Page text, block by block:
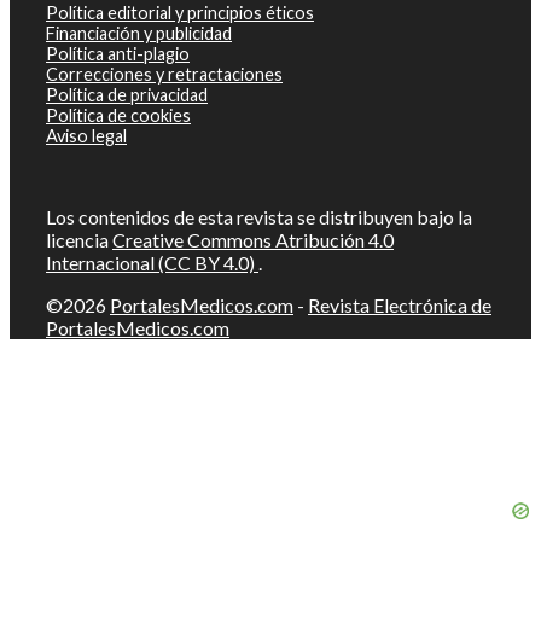
Política editorial y principios éticos
Financiación y publicidad
Política anti-plagio
Correcciones y retractaciones
Política de privacidad
Política de cookies
Aviso legal
Los contenidos de esta revista se distribuyen bajo la
licenciaCreative Commons Atribución 4.0
Internacional (CC BY 4.0) .
©2026 PortalesMedicos.com - Revista Electrónica de
PortalesMedicos.com